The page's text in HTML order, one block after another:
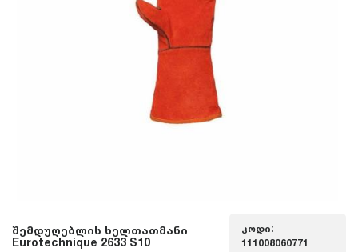
შემდუღებლის ხელთათმანი
Eurotechnique 2633 S10
კოდი:
111008060771